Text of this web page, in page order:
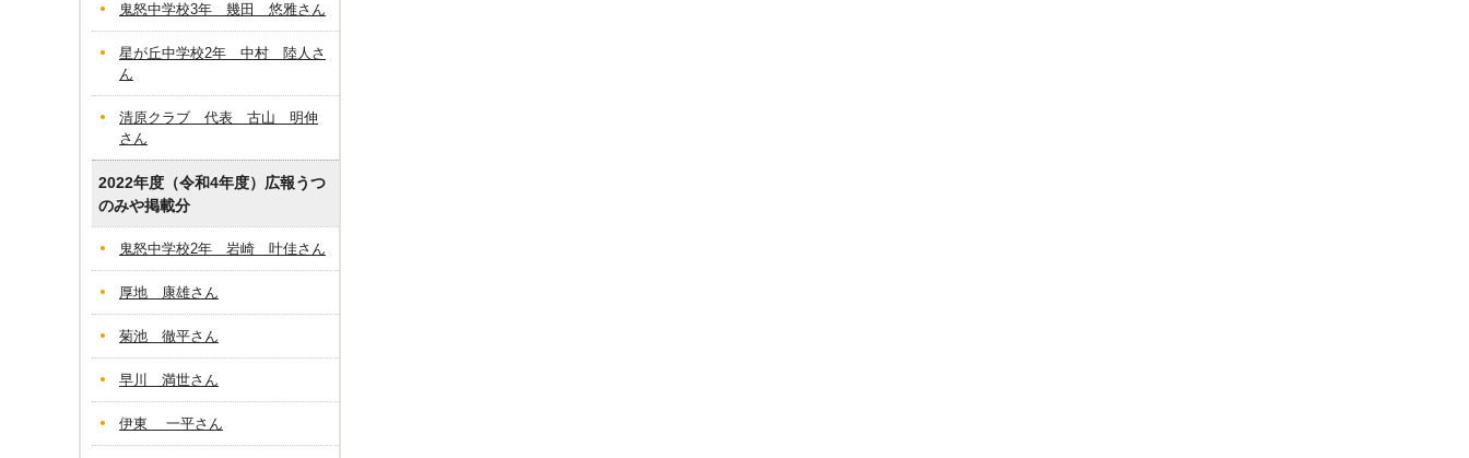
鬼怒中学校3年 幾田 悠雅さん
星が丘中学校2年 中村 陸人さ
ん
清原クラブ 代表 古山 明伸
さん
2022年度（令和4年度）広報うつ
のみや掲載分
鬼怒中学校2年 岩崎 叶佳さん
厚地 康雄さん
菊池 徹平さん
早川 満世さん
伊東 一平さん